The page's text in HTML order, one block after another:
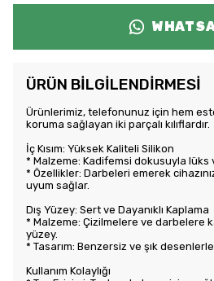
ÜRÜN BİLGİLENDİRMESİ
Ürünlerimiz, telefonunuz için hem
koruma sağlayan iki parçalı kılıflardır.
İç Kısım: Yüksek Kaliteli Silikon
* Malzeme: Kadifemsi dokusuyla lüks
* Özellikler: Darbeleri emerek
uyum sağlar.
Dış Yüzey: Sert ve Dayanıklı Kaplama
* Malzeme: Çizilmelere ve darbelere
yüzey.
* Tasarım: Benzersiz ve şık
Kullanım Kolaylığı